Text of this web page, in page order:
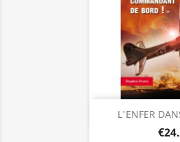
L'ENFER
